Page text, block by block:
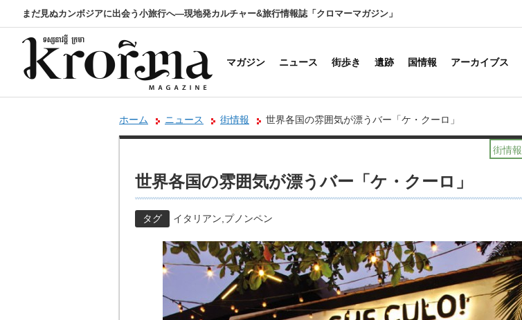
まだ見ぬカンボジアに出会う小旅行へ―現地発カルチャー&旅行情報誌「クロマーマガジン」
マガジン ニュース 街歩き 遺跡 国情報 アーカイブス
ホーム ニュース 街情報 世界各国の雰囲気が漂うバー「ケ・クーロ」
街情報
世界各国の雰囲気が漂うバー「ケ・クーロ」
タグ イタリアン プノンペン